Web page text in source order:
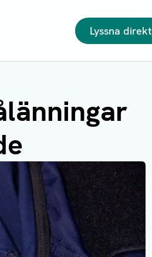
Lyssna direkt